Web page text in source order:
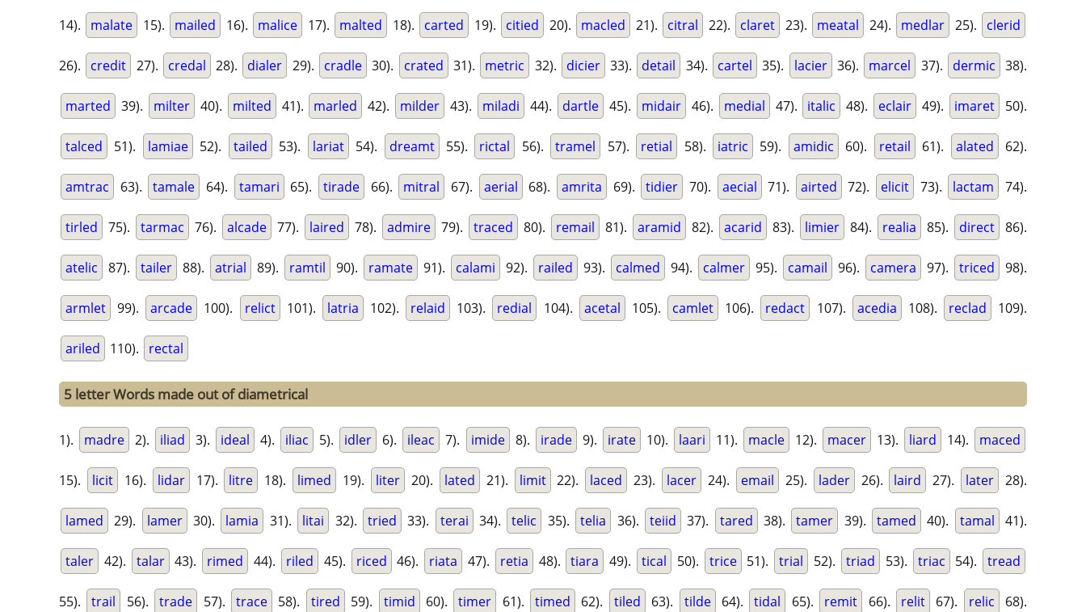
14). malate 15). mailed 16). malice 17). malted 18). carted 19). citied 20). macled 21). citral 22). claret 23). meatal 24). medlar 25). clerid
26). credit 27). credal 28). dialer 29). cradle 30). crated 31). metric 32). dicier 33). detail 34). cartel 35). lacier 36). marcel 37). dermic 38).
marted 39). milter 40). milted 41). marled 42). milder 43). miladi 44). dartle 45). midair 46). medial 47). italic 48). eclair 49). imaret 50).
talced 51). lamiae 52). tailed 53). lariat 54). dreamt 55). rictal 56). tramel 57). retial 58). iatric 59). amidic 60). retail 61). alated 62).
amtrac 63). tamale 64). tamari 65). tirade 66). mitral 67). aerial 68). amrita 69). tidier 70). aecial 71). airted 72). elicit 73). lactam 74).
tirled 75). tarmac 76). alcade 77). laired 78). admire 79). traced 80). remail 81). aramid 82). acarid 83). limier 84). realia 85). direct 86).
atelic 87). tailer 88). atrial 89). ramtil 90). ramate 91). calami 92). railed 93). calmed 94). calmer 95). camail 96). camera 97). triced 98).
armlet 99). arcade 100). relict 101). latria 102). relaid 103). redial 104). acetal 105). camlet 106). redact 107). acedia 108). reclad 109).
ariled 110). rectal
5 letter Words made out of diametrical
1). madre 2). iliad 3). ideal 4). iliac 5). idler 6). ileac 7). imide 8). irade 9). irate 10). laari 11). macle 12). macer 13). liard 14). maced
15). licit 16). lidar 17). litre 18). limed 19). liter 20). lated 21). limit 22). laced 23). lacer 24). email 25). lader 26). laird 27). later 28).
lamed 29). lamer 30). lamia 31). litai 32). tried 33). terai 34). telic 35). telia 36). teiid 37). tared 38). tamer 39). tamed 40). tamal 41).
taler 42). talar 43). rimed 44). riled 45). riced 46). riata 47). retia 48). tiara 49). tical 50). trice 51). trial 52). triad 53). triac 54). tread
55). trail 56). trade 57). trace 58). tired 59). timid 60). timer 61). timed 62). tiled 63). tilde 64). tidal 65). remit 66). relit 67). relic 68).